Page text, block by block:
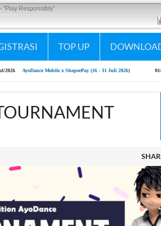
TOP UP
Mobile x ShopeePay (16 - 31 Juli 2026) 01/Jul/2026